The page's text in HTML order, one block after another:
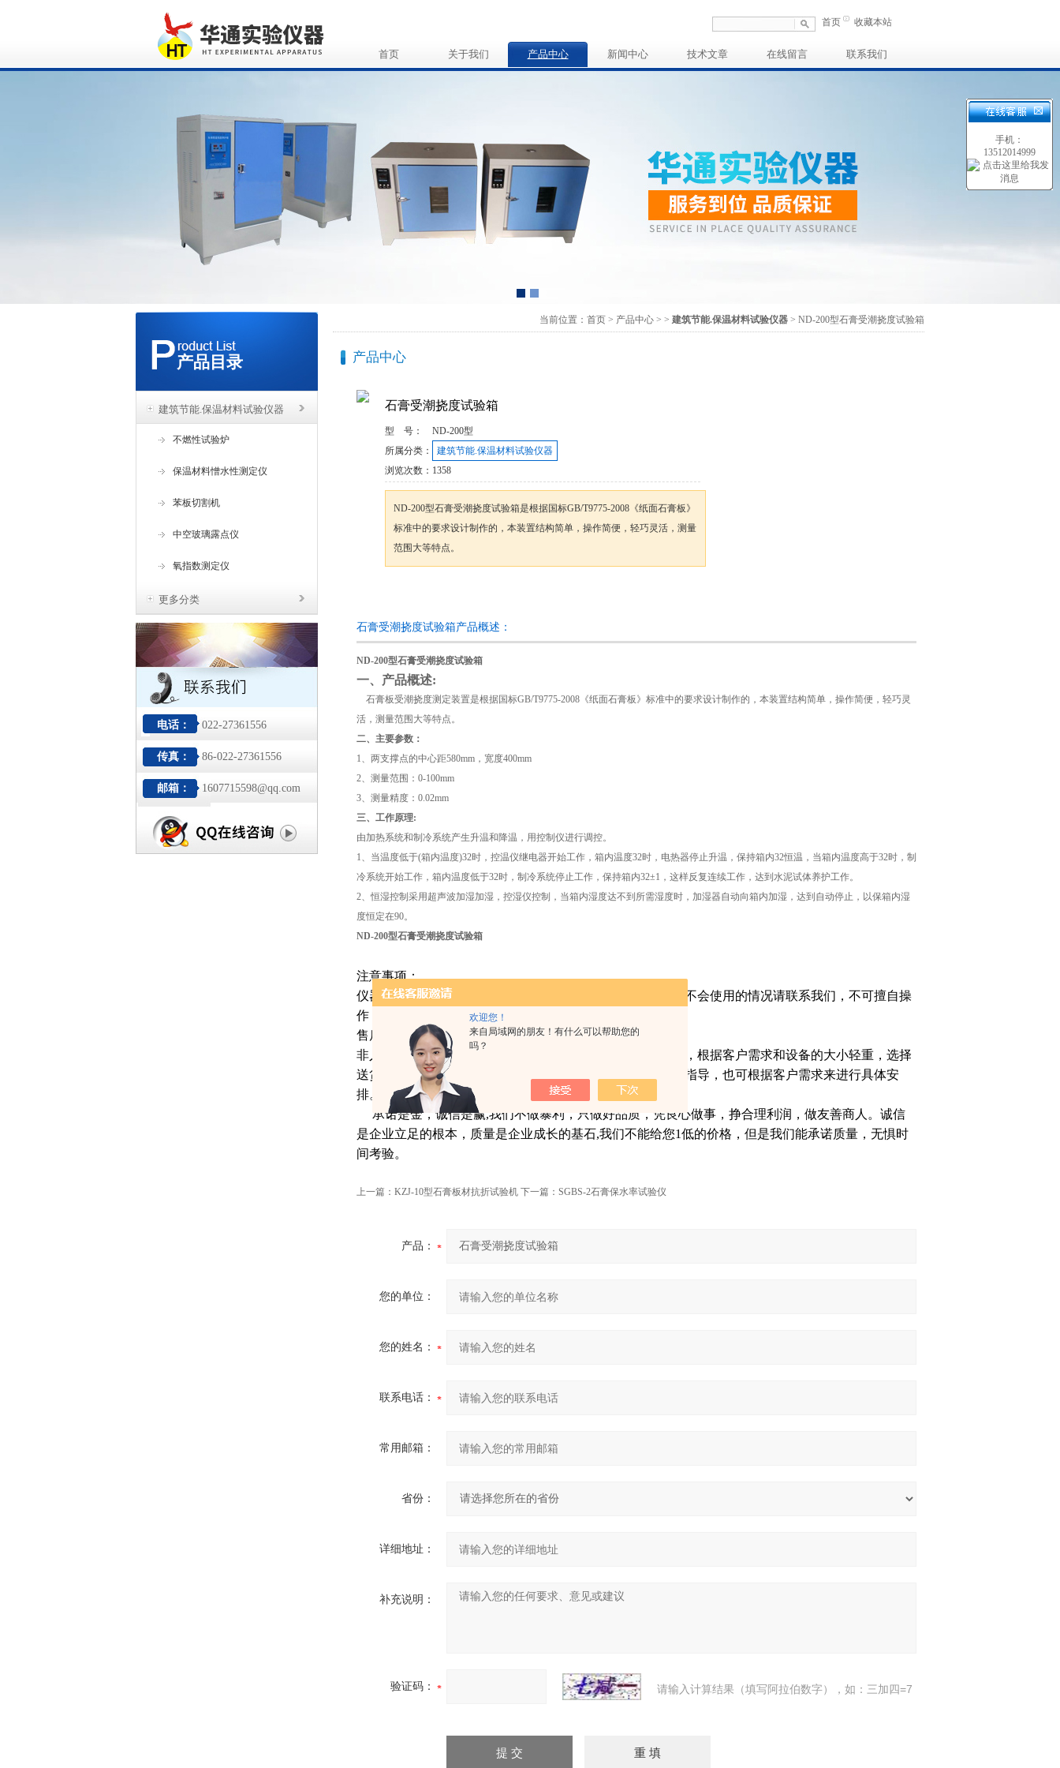
欢迎您！
来自局域网的朋友！有什么可以帮助您的
吗？
首页 收藏本站
首页 关于我们 产品中心 新闻中心 技术文章 在线留言 联系我们
产品目录
建筑节能.保温材料试验仪器
不燃性试验炉
保温材料憎水性测定仪
苯板切割机
中空玻璃露点仪
氧指数测定仪
更多分类
电话： 022-27361556
传真： 86-022-27361556
邮箱： 1607715598@qq.com
当前位置： 首页 > 产品中心 > > 建筑节能.保温材料试验仪器 > ND-200型石膏受潮挠度试验箱
产品中心
石膏受潮挠度试验箱
型 号：
ND-200型
所属分类：
建筑节能.保温材料试验仪器
浏览次数： 1358
ND-200型石膏受潮挠度试验箱是根据国标GB/T9775-2008《纸面石膏板》
标准中的要求设计制作的，本装置结构简单，操作简便，轻巧灵活，测量
范围大等特点。
石膏受潮挠度试验箱产品概述：
ND-200型石膏受潮挠度试验箱
一、产品概述:
石膏板受潮挠度测定装置是根据国标GB/T9775-2008《纸面石膏板》标准中的要求设计制作的，本装置结构简单，操作简便，轻巧灵
活，测量范围大等特点。
二、主要参数：
1、两支撑点的中心距580mm，宽度400mm
2、测量范围：0-100mm
3、测量精度：0.02mm
三、工作原理:
由加热系统和制冷系统产生升温和降温，用控制仪进行调控。
1、当温度低于(箱内温度)32时，控温仪继电器开始工作，箱内温度32时，电热器停止升温，保持箱内32恒温，当箱内温度高于32时，制
冷系统开始工作，箱内温度低于32时，制冷系统停止工作，保持箱内32±1，这样反复连续工作，达到水泥试体养护工作。
2、恒湿控制采用超声波加湿加湿，控湿仪控制，当箱内湿度达不到所需湿度时，加湿器自动向箱内加湿，达到自动停止，以保箱内湿
度恒定在90。
ND-200型石膏受潮挠度试验箱
注意事项：
仪器收到后请当面点清，如有问题，请立刻联系我们。如遇不会使用的情况请联系我们，不可擅自操
作，防止机器损坏，谢谢！
售后服务：
非人为因素，我公司对售出的所有仪器质保壹年，终身维修，根据客户需求和设备的大小轻重，选择
送货上门或自提，根据设备操作情况，我厂安装调试或技术指导，也可根据客户需求来进行具体安
排。谢谢！
承诺是金，诚信是赢,我们不做暴利，只做好品质，凭良心做事，挣合理利润，做友善商人。诚信
是企业立足的根本，质量是企业成长的基石,我们不能给您1低的价格，但是我们能承诺质量，无惧时
间考验。
上一篇： KZJ-10型石膏板材抗折试验机 下一篇： SGBS-2石膏保水率试验仪
产品：
您的单位：
您的姓名：
联系电话：
常用邮箱：
省份：
详细地址：
补充说明：
验证码： 请输入计算结果（填写阿拉伯数字），如：三加四=7
手机：
13512014999